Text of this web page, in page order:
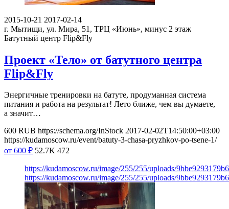
2015-10-21 2017-02-14
г. Мытищи, ул. Мира, 51, ТРЦ «Июнь», минус 2 этаж
Батутный центр Flip&Fly
Проект «Тело» от батутного центра
Flip&Fly
Энергичные тренировки на батуте, продуманная система
питания и работа на результат! Лето ближе, чем вы думаете,
а значит…
600 RUB https://schema.org/InStock 2017-02-02T14:50:00+03:00
https://kudamoscow.ru/event/batuty-3-chasa-pryzhkov-po-tsene-1/
от 600 ₽ 52.7K 472
https://kudamoscow.ru/image/255/255/uploads/
https://kudamoscow.ru/image/255/255/uploads/